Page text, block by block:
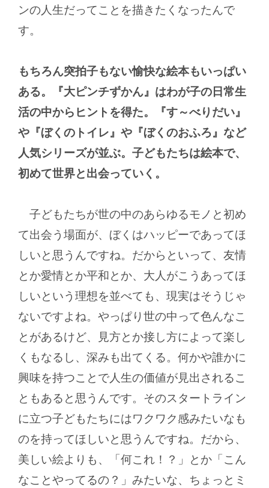
ンの人生だってことを描きたくなったんで
す。
もちろん突拍子もない愉快な絵本もいっぱい
ある。『大ピンチずかん』はわが子の日常生
活の中からヒントを得た。『す～べりだい』
や『ぼくのトイレ』や『ぼくのおふろ』など
人気シリーズが並ぶ。子どもたちは絵本で、
初めて世界と出会っていく。
子どもたちが世の中のあらゆるモノと初め
て出会う場面が、ぼくはハッピーであってほ
しいと思うんですね。だからといって、友情
とか愛情とか平和とか、大人がこうあってほ
しいという理想を並べても、現実はそうじゃ
ないですよね。やっぱり世の中って色んなこ
とがあるけど、見方とか接し方によって楽し
くもなるし、深みも出てくる。何かや誰かに
興味を持つことで人生の価値が見出されるこ
ともあると思うんです。そのスタートライン
に立つ子どもたちにはワクワク感みたいなも
のを持ってほしいと思うんですね。だから、
美しい絵よりも、「何これ！？」とか「こん
なことやってるの？」みたいな、ちょっとミ